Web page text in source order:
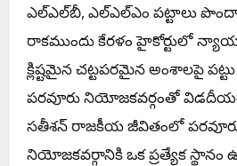
ఎల్‌ఎల్‌బీ, ఎల్‌ఎల్‌ఎం పట్టాలు
రాకముందు కేరళం హైకోర్టులో
క్లిష్టమైన చట్టపరమైన అంశాలపై
పరవూరు నియోజకవర్గంతో
సతీశన్ రాజకీయ జీవితంలో పరవూరు
నియోజకవర్గానికి ఒక ప్రత్యేక